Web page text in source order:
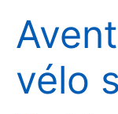
contenido
vélo